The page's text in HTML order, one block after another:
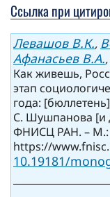
Ссылка при
Левашов В.К.,
Афанасьев В.А.,
Как живешь,
этап
года:
С. Шушпанова [и
ФНИСЦ РАН. – М.:
https://
10.19181/